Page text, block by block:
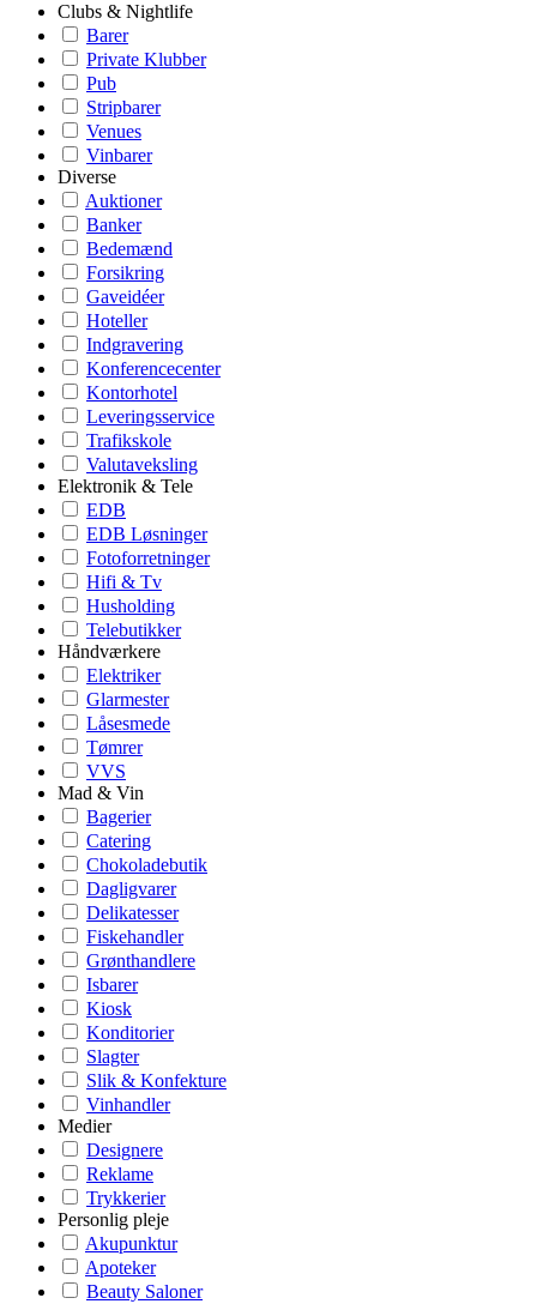
Clubs & Nightlife
Barer
Private Klubber
Pub
Stripbarer
Venues
Vinbarer
Diverse
Auktioner
Banker
Bedemænd
Forsikring
Gaveidéer
Hoteller
Indgravering
Konferencecenter
Kontorhotel
Leveringsservice
Trafikskole
Valutaveksling
Elektronik & Tele
EDB
EDB Løsninger
Fotoforretninger
Hifi & Tv
Husholding
Telebutikker
Håndværkere
Elektriker
Glarmester
Låsesmede
Tømrer
VVS
Mad & Vin
Bagerier
Catering
Chokoladebutik
Dagligvarer
Delikatesser
Fiskehandler
Grønthandlere
Isbarer
Kiosk
Konditorier
Slagter
Slik & Konfekture
Vinhandler
Medier
Designere
Reklame
Trykkerier
Personlig pleje
Akupunktur
Apoteker
Beauty Saloner